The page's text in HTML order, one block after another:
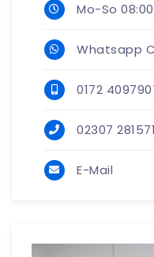
Mo-So
Whatsapp
0172
02307 281571
E-Mail